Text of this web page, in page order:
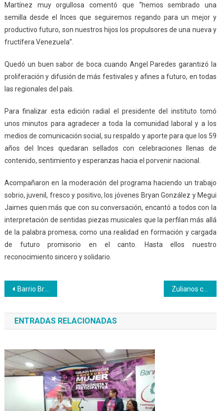
Martínez muy orgullosa comentó que “hemos sembrado una
semilla desde el Inces que seguiremos regando para un mejor y
productivo futuro, son nuestros hijos los propulsores de una nueva y
fructífera Venezuela”.
Quedó un buen sabor de boca cuando Angel Paredes garantizó la
proliferación y difusión de más festivales y afines a futuro, en todas
las regionales del país.
Para finalizar esta edición radial el presidente del instituto tomó
unos minutos para agradecer a toda la comunidad laboral y a los
medios de comunicación social, su respaldo y aporte para que los 59
años del Inces quedaran sellados con celebraciones llenas de
contenido, sentimiento y esperanzas hacia el porvenir nacional.
Acompañaron en la moderación del programa haciendo un trabajo
sobrio, juvenil, fresco y positivo, los jóvenes Bryan González y Megui
Jaimes quien más que con su conversación, encantó a todos con la
interpretación de sentidas piezas musicales que la perfilan más allá
de la palabra promesa; como una realidad en formación y cargada
de futuro promisorio en el canto. Hasta ellos nuestro
reconocimiento sincero y solidario.
Navegación
de
entradas
Barrio Bruzual y el Inces desarrollan proyecto agroecológico, cultural y deportivo Zulianos celebraron el 59 aniversario del Inces
ENTRADAS RELACIONADAS